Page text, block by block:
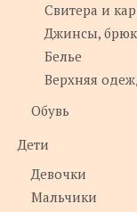
Свитера и
Джинсы,
Белье
Верхняя
Обувь
Дети
Девочки
Мальчики